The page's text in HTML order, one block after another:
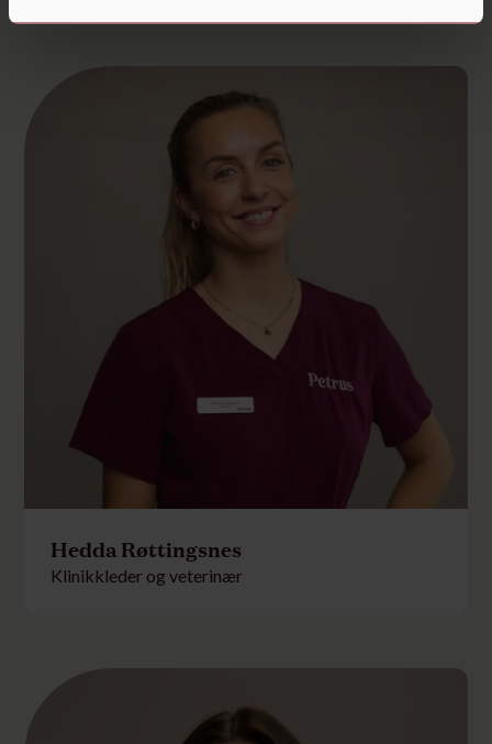
Hedda Røttingsnes
Klinikkleder og veterinær